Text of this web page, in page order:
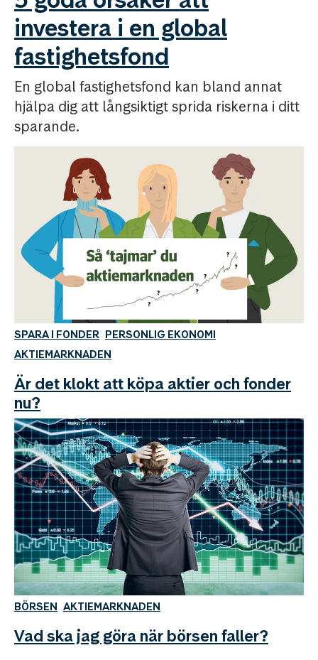
investera i en global
fastighetsfond
En global fastighetsfond kan bland annat
hjälpa dig att långsiktigt sprida riskerna i ditt
sparande.
SPARA I FONDER PERSONLIG EKONOMI
AKTIEMARKNADEN
Är det klokt att köpa aktier och fonder
nu?
BÖRSEN AKTIEMARKNADEN
Vad ska jag göra när börsen faller?